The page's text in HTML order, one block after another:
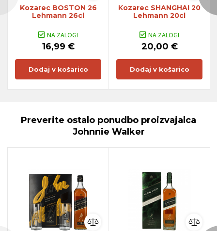
Kozarec BOSTON 26
Lehmann 26cl
NA ZALOGI
16,99 €
Dodaj v košarico
Kozarec SHANGHAI 20
Lehmann 20cl
NA ZALOGI
20,00 €
Dodaj v košarico
Preverite ostalo ponudbo proizvajalca
Johnnie Walker